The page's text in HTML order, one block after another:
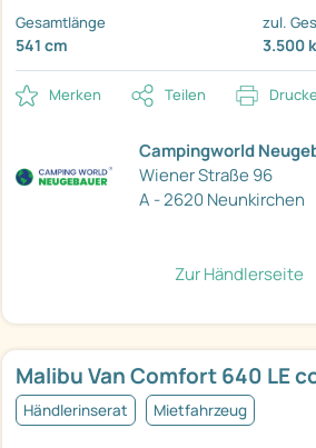
Gesamtlänge
541 cm
zul.
3.500
Merken Teilen
Campingworld
Wiener Straße 96
A - 2620 Neunkirchen
Zur Händlerseite
Malibu Van Comfort 640 LE
Händlerinserat Mietfahrzeug